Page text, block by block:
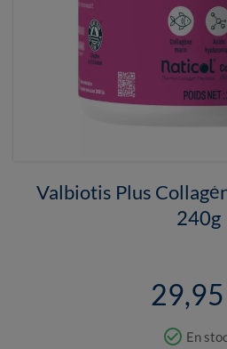
Valbiotis Plus
240g
check_circle_outline En